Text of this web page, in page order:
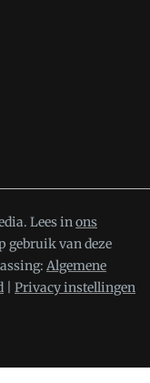
Lees inons
gebruik van deze
Algemene
Privacy instellingen